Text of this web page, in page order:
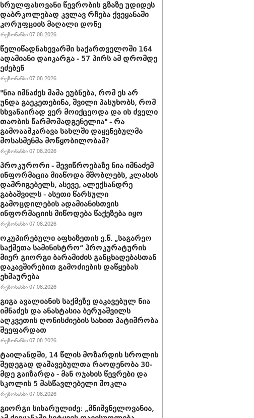
სრულფასოვანი წევრობის გზაზე უდიდეს
დაბრკოლებად კვლავ რჩება ქვეყანაში
კორუფციის მაღალი დონე
რეზონანსი 07.08.2026
წელიწადნახევარში საქართველოში 164
ადამიანი დაიკარგა - 57 პირს ამ დრომდე
ეძებენ
რეზონანსი 07.08.2026
"ნია იმნაძეს მამა ეუბნება, რომ ეს არ
უნდა გაეკეთებინა, შვილი პასუხობს, რომ
სხვანაირად ვერ მოიქცეოდა და ის ძველი
თაობის წარმომადგენელია" - რა
გამოააშკარავა სახლში დაყენებულმა
მოსასმენმა მოწყობილობამ?
რეზონანსი 07.08.2026
პროკურორი - შევიწროებაზე ნია იმნაძემ
ინფორმაცია მიაწოდა მშობლებს, კლასის
დამრიგებელს, ასევე, ალექსანდრე
გაბაშვილს - ასეთი წარსული
გამოცდილების ადამიანისთვის
ინფორმაციის მიწოდება წაქეზება იყო
რეზონანსი 07.08.2026
ოკუპირებული აფხაზეთის ე.წ. „საგარეო
საქმეთა სამინისტრო“ პროკურატურის
მიერ გიორგი ბარამიძის განცხადებასთან
დაკავშირებით გამოძიების დაწყებას
ეხმაურება
რეზონანსი 07.08.2026
გიგა ავალიანის საქმეზე დაკავებულ ნია
იმნაძეს და ანასტასია ბერუაშვილს
აღკვეთის ღონისძიების სახით პატიმრობა
შეეფარდათ
რეზონანსი 07.08.2026
ტაილანდში, 14 წლის მოზარდის სროლის
შედეგად დაშავებულთა რაოდენობა 30-
მდე გაიზარდა - მან ოჯახის წევრები და
სკოლის 5 მასწავლებელი მოკლა
რეზონანსი 07.08.2026
გიორგი სიხარულიძე: „მნიშვნელოვანია,